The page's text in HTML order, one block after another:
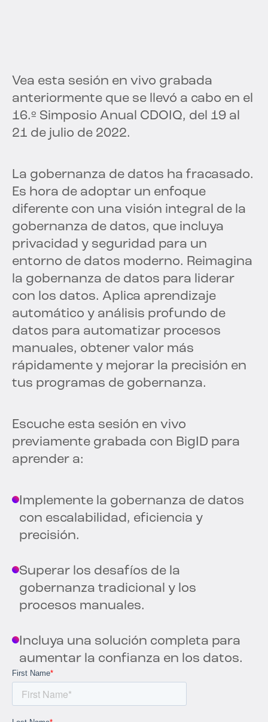
Vea esta sesión en vivo grabada
anteriormente que se llevó a cabo en el
16.º Simposio Anual CDOIQ, del 19 al
21 de julio de 2022.
La gobernanza de datos ha fracasado.
Es hora de adoptar un enfoque
diferente con una visión integral de la
gobernanza de datos, que incluya
privacidad y seguridad para un
entorno de datos moderno. Reimagina
la gobernanza de datos para liderar
con los datos. Aplica aprendizaje
automático y análisis profundo de
datos para automatizar procesos
manuales, obtener valor más
rápidamente y mejorar la precisión en
tus programas de gobernanza.
Escuche esta sesión en vivo
previamente grabada con BigID para
aprender a:
Implemente la gobernanza de datos
con escalabilidad, eficiencia y
precisión.
Superar los desafíos de la
gobernanza tradicional y los
procesos manuales.
Incluya una solución completa para
aumentar la confianza en los datos.